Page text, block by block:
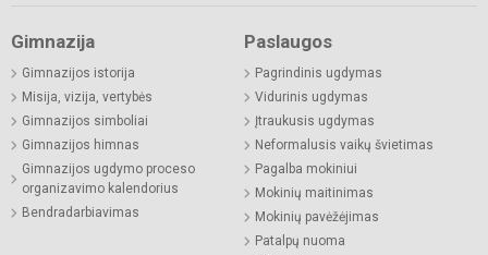
Gimnazija
Gimnazijos istorija
Misija, vizija, vertybės
Gimnazijos simboliai
Gimnazijos himnas
Gimnazijos ugdymo proceso
organizavimo kalendorius
Bendradarbiavimas
Paslaugos
Pagrindinis ugdymas
Vidurinis ugdymas
Įtraukusis ugdymas
Neformalusis vaikų švietimas
Pagalba mokiniui
Mokinių maitinimas
Mokinių pavėžėjimas
Patalpų nuoma